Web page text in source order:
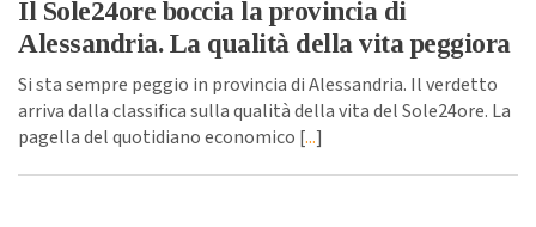
Il Sole24ore boccia la provincia di
Alessandria. La qualità della vita peggiora
Si sta sempre peggio in provincia di Alessandria. Il verdetto
arriva dalla classifica sulla qualità della vita del Sole24ore. La
pagella del quotidiano economico [...]